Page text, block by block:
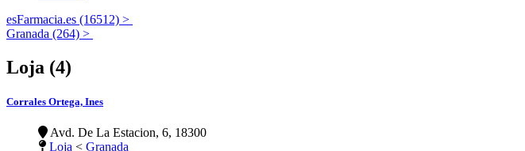
esFarmacia.es (16512) >
Granada (264) >
Loja (4)
Corrales Ortega, Ines
Avd. De La Estacion, 6, 18300
Loja < Granada